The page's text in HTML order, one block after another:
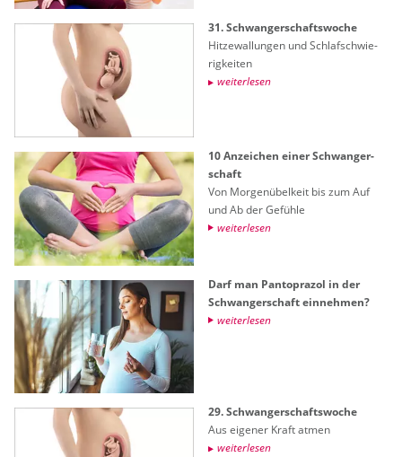
31. Schwan­ger­schafts­wo­che
Hit­ze­wal­lun­gen und Schlaf­schwie­
rig­kei­ten
wei­ter­le­sen
10 An­zei­chen einer Schwan­ger­
schaft
Von Mor­gen­übel­keit bis zum Auf
und Ab der Ge­füh­le
wei­ter­le­sen
Darf man Pan­to­pra­zol in der
Schwan­ger­schaft ein­neh­men?
wei­ter­le­sen
29. Schwan­ger­schafts­wo­che
Aus ei­ge­ner Kraft atmen
wei­ter­le­sen